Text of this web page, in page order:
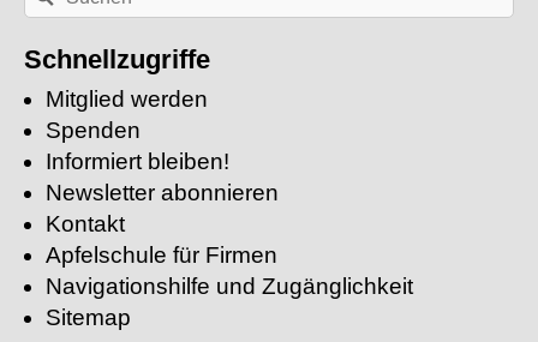
einem
suchen:
Schnellzugriffe
Mitglied werden
Spenden
Informiert bleiben!
Newsletter abonnieren
Kontakt
Apfelschule für Firmen
Navigationshilfe und Zugänglichkeit
Sitemap